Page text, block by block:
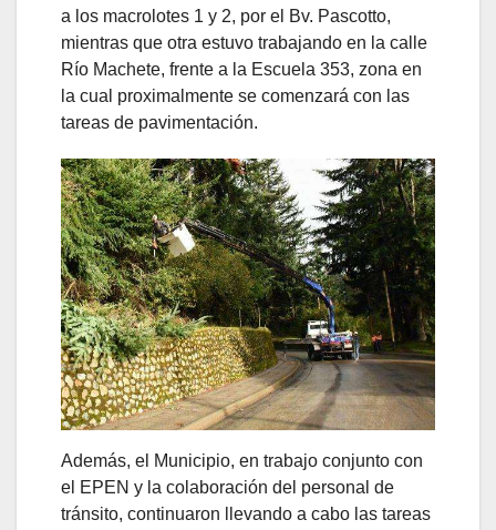
a los macrolotes 1 y 2, por el Bv. Pascotto,
mientras que otra estuvo trabajando en la calle
Río Machete, frente a la Escuela 353, zona en
la cual proximalmente se comenzará con las
tareas de pavimentación.
Además, el Municipio, en trabajo conjunto con
el EPEN y la colaboración del personal de
tránsito, continuaron llevando a cabo las tareas